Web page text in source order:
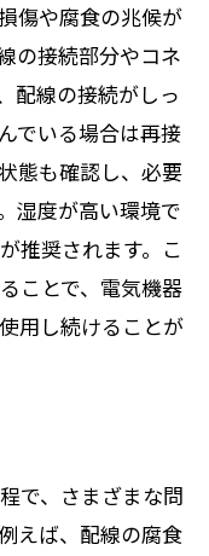
傷や腐食の兆候が
の接続部分やコネ
配線の接続がしっ
でいる場合は再接
態も確認し、必要
湿度が高い環境で
推奨されます。こ
ことで、電気機器
用し続けることが
で、さまざまな問
えば、配線の腐食